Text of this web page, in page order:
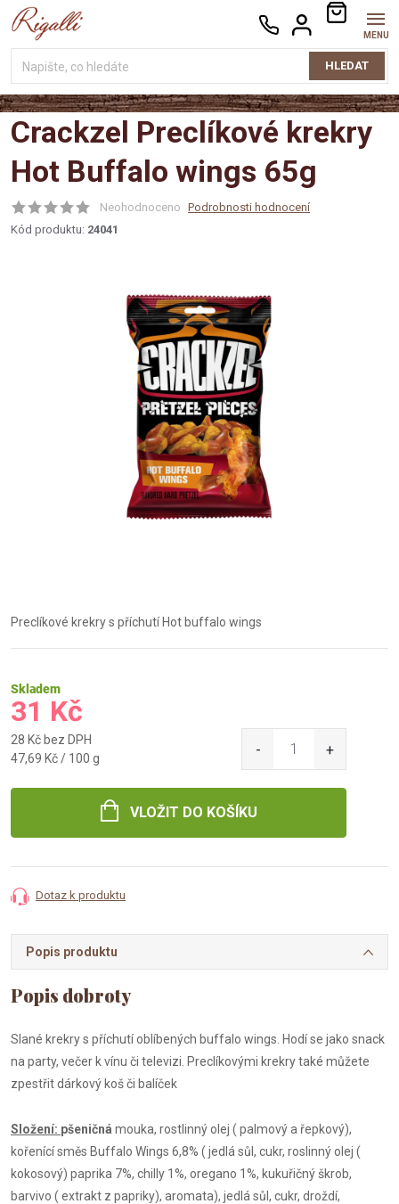
Přejít
na
HLEDAT
NÁKUPNÍ
KOŠÍK
Crackzel Preclíkové krekry
Hot Buffalo wings 65g
Neohodnoceno Podrobnosti hodnocení
Kód produktu: 24041
Preclíkové krekry s příchutí Hot buffalo wings
Skladem
31 Kč
28 Kč bez DPH
Měrná
47,69 Kč / 100 g
VLOŽIT DO KOŠÍKU
Dotaz k produktu
Popis produktu
Slané krekry s příchutí oblíbených buffalo wings. Hodí se jako snack
na party, večer k vínu či televizi. Preclíkovými krekry také můžete
zpestřit dárkový koš či balíček
Složení: pšeničná mouka, rostlinný olej ( palmový a řepkový),
kořenící směs Buffalo Wings 6,8% ( jedlá sůl, cukr, roslinný olej (
kokosový) paprika 7%, chilly 1%, oregano 1%, kukuřičný škrob,
barvivo ( extrakt z papriky), aromata), jedlá sůl, cukr, droždí,